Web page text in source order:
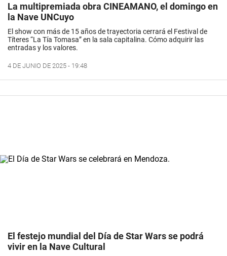
La multipremiada obra CINEAMANO, el domingo en
la Nave UNCuyo
El show con más de 15 años de trayectoria cerrará el Festival de
Títeres “La Tía Tomasa” en la sala capitalina. Cómo adquirir las
entradas y los valores.
4 DE JUNIO DE 2025 - 19:48
El festejo mundial del Día de Star Wars se podrá
vivir en la Nave Cultural